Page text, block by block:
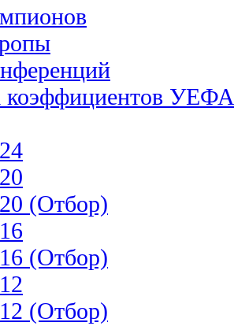
коэффициентов УЕФА
(Отбор)
(Отбор)
(Отбор)